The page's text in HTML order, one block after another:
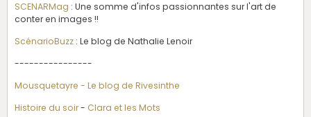
SCENARMag : Une somme d'infos passionnantes sur l'art de
conter en images !!
ScénarioBuzz : Le blog de Nathalie Lenoir
----------------
Mousquetayre - Le blog de Rivesinthe
Histoire du soir- Clara et les Mots